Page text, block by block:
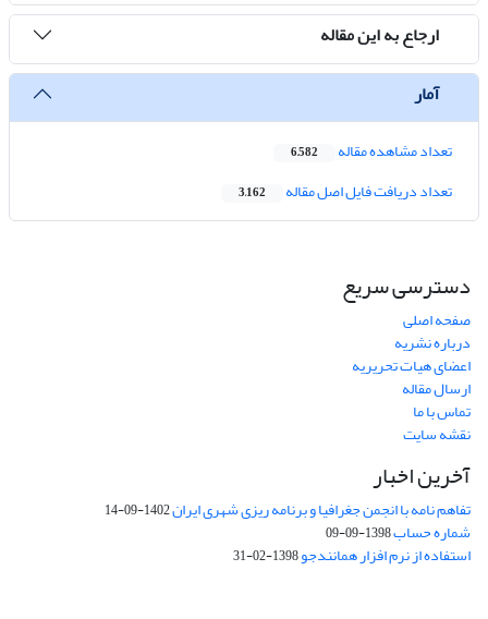
ارجاع به این مقاله
آمار
تعداد مشاهده مقاله 6,582
تعداد دریافت فایل اصل مقاله 3,162
دسترسی سریع
صفحه اصلی
درباره نشریه
اعضای هیات تحریریه
ارسال مقاله
تماس با ما
نقشه سایت
آخرین اخبار
تفاهم نامه با انجمن جغرافیا و برنامه ریزی شهری ایران1402-09-14
شماره حساب1398-09-09
استفاده از نرم افزار همانندجو1398-02-31